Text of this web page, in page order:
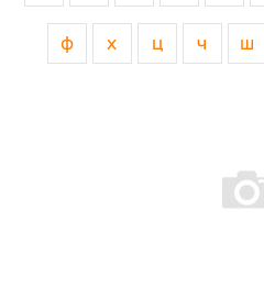
ф х ц ч ш